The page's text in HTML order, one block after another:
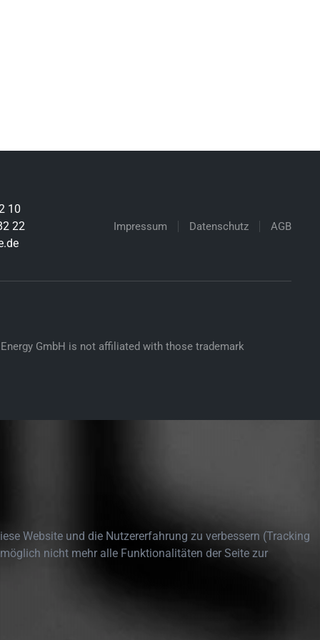
10
22
Impressum Datenschutz AGB
GmbH is not affiliated with those trademark
Website und die Nutzererfahrung zu verbessern (Tracking
nicht mehr alle Funktionalitäten der Seite zur